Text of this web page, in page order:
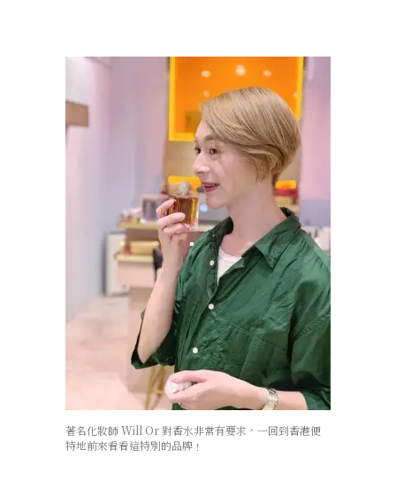
著名化妝師 Will Or 對香水非常有要求，一回到香港便
特地前來看看這特別的品牌﹗